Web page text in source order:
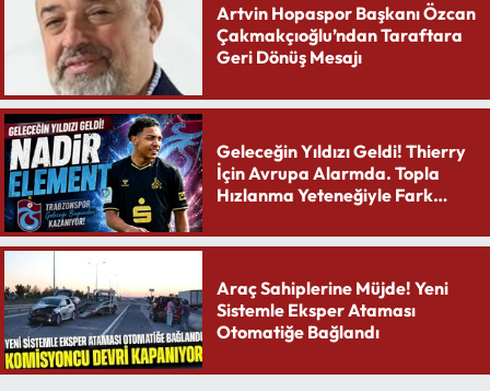
Artvin Hopaspor Başkanı Özcan
Çakmakçıoğlu’ndan Taraftara
Geri Dönüş Mesajı
Geleceğin Yıldızı Geldi! Thierry
İçin Avrupa Alarmda. Topla
Hızlanma Yeteneğiyle Fark
Araç Sahiplerine Müjde! Yeni
Sistemle Eksper Ataması
Otomatiğe Bağlandı